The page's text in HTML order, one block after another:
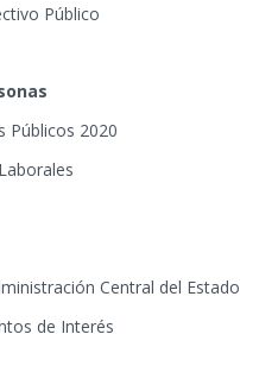
Público
Públicos 2020
Central del Estado
de Interés